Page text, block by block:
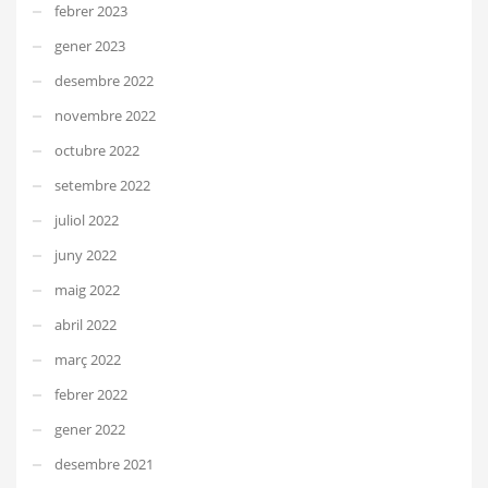
febrer 2023
gener 2023
desembre 2022
novembre 2022
octubre 2022
setembre 2022
juliol 2022
juny 2022
maig 2022
abril 2022
març 2022
febrer 2022
gener 2022
desembre 2021